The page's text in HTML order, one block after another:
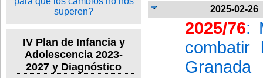
IV Plan de Infancia y
Adolescencia 2023-
2027 y Diagnóstico
2025-02-26
2025/76:
combatir
Granada